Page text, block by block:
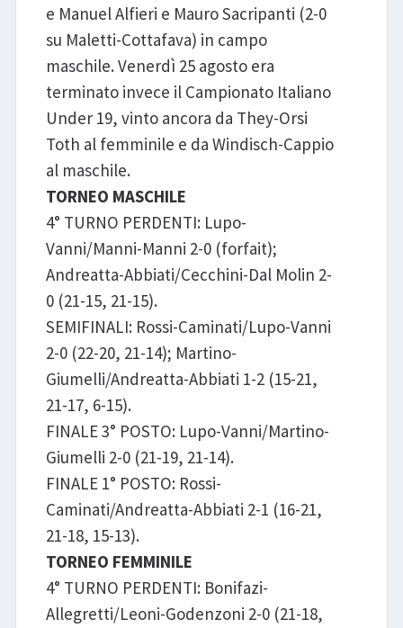
e Manuel Alfieri e Mauro Sacripanti (2-0
su Maletti-Cottafava) in campo
maschile. Venerdì 25 agosto era
terminato invece il Campionato Italiano
Under 19, vinto ancora da They-Orsi
Toth al femminile e da Windisch-Cappio
al maschile.
TORNEO MASCHILE
4° TURNO PERDENTI: Lupo-
Vanni/Manni-Manni 2-0 (forfait);
Andreatta-Abbiati/Cecchini-Dal Molin 2-
0 (21-15, 21-15).
SEMIFINALI: Rossi-Caminati/Lupo-Vanni
2-0 (22-20, 21-14); Martino-
Giumelli/Andreatta-Abbiati 1-2 (15-21,
21-17, 6-15).
FINALE 3° POSTO: Lupo-Vanni/Martino-
Giumelli 2-0 (21-19, 21-14).
FINALE 1° POSTO: Rossi-
Caminati/Andreatta-Abbiati 2-1 (16-21,
21-18, 15-13).
TORNEO FEMMINILE
4° TURNO PERDENTI: Bonifazi-
Allegretti/Leoni-Godenzoni 2-0 (21-18,